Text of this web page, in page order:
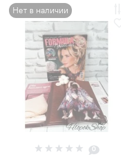
Нет в наличии
0